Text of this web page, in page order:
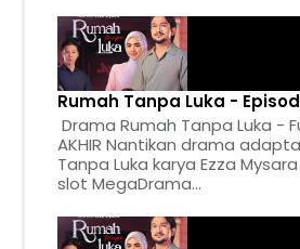
Rumah Tanpa Luka - Episod
Drama Rumah Tanpa Luka -
AKHIR Nantikan drama
Tanpa Luka karya Ezza
slot MegaDrama...